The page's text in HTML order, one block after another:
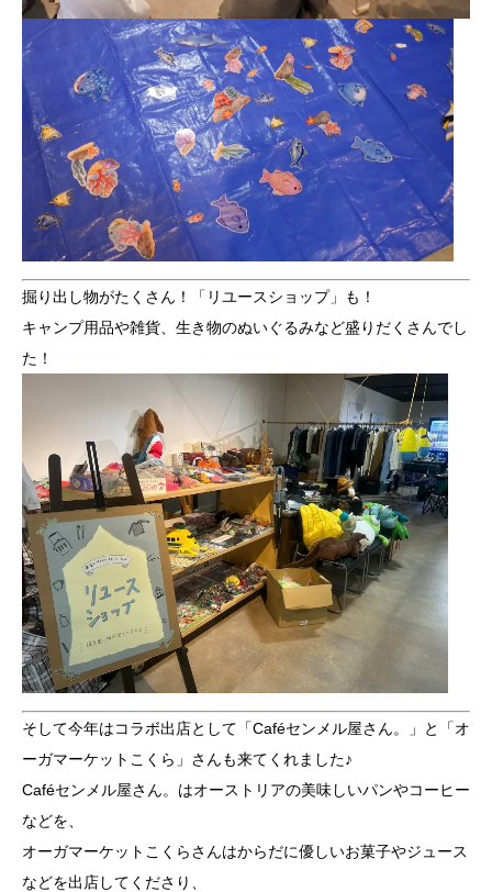
掘り出し物がたくさん！「リユースショップ」も！
キャンプ用品や雑貨、生き物のぬいぐるみなど盛りだくさんでし
た！
そして今年はコラボ出店として「Caféセンメル屋さん。」と「オ
ーガマーケットこくら」さんも来てくれました♪
Caféセンメル屋さん。はオーストリアの美味しいパンやコーヒー
などを、
オーガマーケットこくらさんはからだに優しいお菓子やジュース
などを出店してくださり、